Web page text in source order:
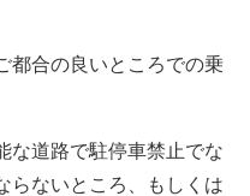
都合の良いところでの乗
な道路で駐停車禁止でな
らないところ、もしくは